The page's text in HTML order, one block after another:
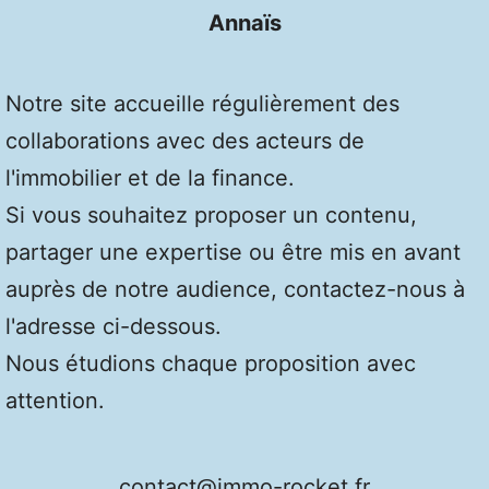
Annaïs
Notre site accueille régulièrement des
collaborations avec des acteurs de
l'immobilier et de la finance.
Si vous souhaitez proposer un contenu,
partager une expertise ou être mis en avant
auprès de notre audience, contactez-nous à
l'adresse ci-dessous.
Nous étudions chaque proposition avec
attention.